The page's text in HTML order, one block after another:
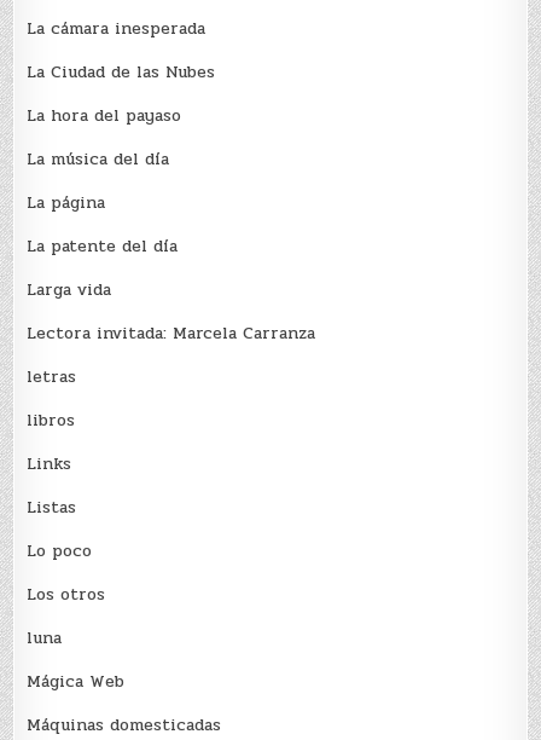
La cámara inesperada
La Ciudad de las Nubes
La hora del payaso
La música del día
La página
La patente del día
Larga vida
Lectora invitada: Marcela Carranza
letras
libros
Links
Listas
Lo poco
Los otros
luna
Mágica Web
Máquinas domesticadas